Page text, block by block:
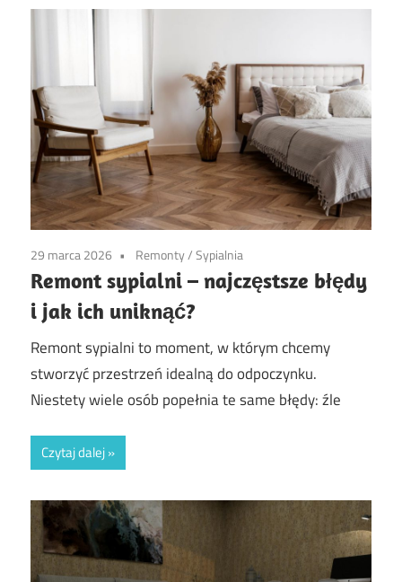
29 marca 2026 Remonty/Sypialnia
Remont sypialni – najczęstsze błędy
i jak ich uniknąć?
Remont sypialni to moment, w którym chcemy
stworzyć przestrzeń idealną do odpoczynku.
Niestety wiele osób popełnia te same błędy: źle
Czytaj dalej